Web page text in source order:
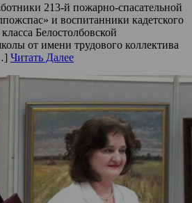
213-й пожарно-спасательной
и воспитанники кадетского
Белостолбовской
от имени трудового коллектива
Читать Далее